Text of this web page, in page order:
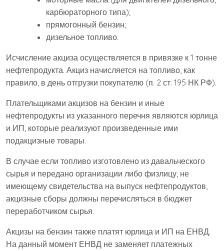
карбюраторного типа);
прямогонный бензин;
дизельное топливо.
Исчисление акциза осуществляется в привязке к 1 тонне
нефтепродукта. Акциз начисляется на топливо, как
правило, в день отгрузки покупателю (п. 2 ст. 195 НК РФ).
Плательщиками акцизов на бензин и иные
нефтепродукты из указанного перечня являются юрлица
и ИП, которые реализуют произведенные ими
подакцизные товары.
В случае если топливо изготовлено из давальческого
сырья и передано организации либо физлицу, не
имеющему свидетельства на выпуск нефтепродуктов,
акцизные сборы должны перечисляться в бюджет
переработчиком сырья.
Акцизы на бензин также платят юрлица и ИП на ЕНВД.
На данный момент ЕНВД не заменяет платежных